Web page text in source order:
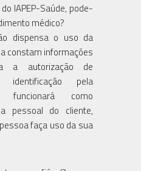
IAPEP-Saúde, pode-
médico?
dispensa o uso da
constam informações
a autorização de
identificação pela
funcionará como
pessoal do cliente,
faça uso da sua